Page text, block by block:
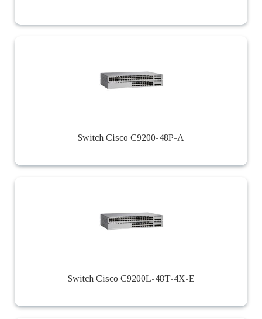
Switch Cisco C9200-48P-A
Switch Cisco C9200L-48T-4X-E